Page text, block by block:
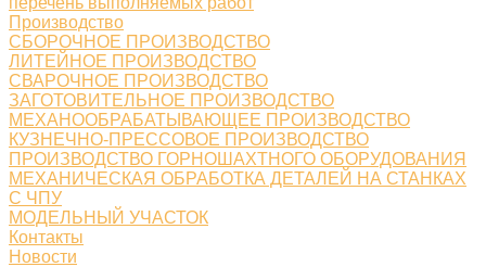
Производство
СБОРОЧНОЕ ПРОИЗВОДСТВО
ЛИТЕЙНОЕ ПРОИЗВОДСТВО
СВАРОЧНОЕ ПРОИЗВОДСТВО
ЗАГОТОВИТЕЛЬНОЕ ПРОИЗВОДСТВО
МЕХАНООБРАБАТЫВАЮЩЕЕ ПРОИЗВОДСТВО
КУЗНЕЧНО-ПРЕССОВОЕ ПРОИЗВОДСТВО
ПРОИЗВОДСТВО ГОРНОШАХТНОГО ОБОРУДОВАНИЯ
МЕХАНИЧЕСКАЯ ОБРАБОТКА ДЕТАЛЕЙ НА СТАНКАХ
С ЧПУ
МОДЕЛЬНЫЙ УЧАСТОК
Контакты
Новости